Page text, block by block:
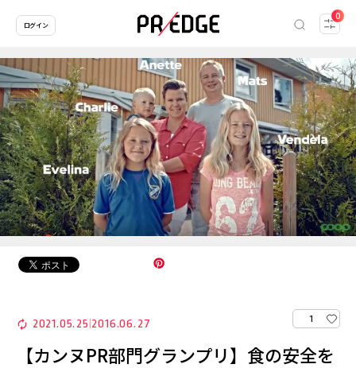
0
ログイン
2021.05.25 2016.06.27 1
【カンヌPR部門グランプリ】食の安全を